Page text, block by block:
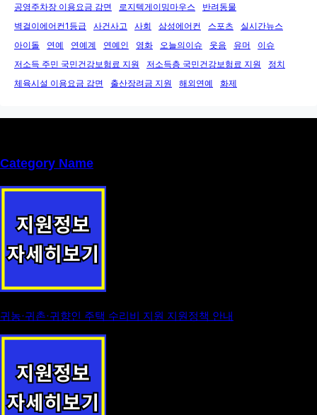
공영주차장 이용요금 감면
로지텍게이밍마우스
반려동물
벽걸이에어컨1등급
사건사고 사회 삼성에어컨 스포츠
실시간뉴스
아이돌
연예 연예계 연예인 영화 오늘의이슈 웃음 유머
이슈
저소득 주민 국민건강보험료 지원
저소득층 국민건강보험료 지원
정치
체육시설 이용요금 감면
출산장려금 지원 해외연예 화제
Category Name
귀농·귀촌·귀향인 주택 수리비 지원 지원정책 안내